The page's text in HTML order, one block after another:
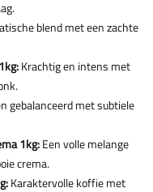
blend met een zachte
Krachtig en intens met
gebalanceerd met subtiele
1kg:Een volle melange
crema.
Karaktervolle koffie met